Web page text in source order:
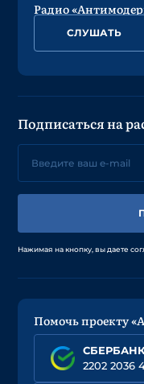
Радио
СЛУШАТЬ
Подписаться на
Нажимая на кнопку, вы даете
Помочь проекту
СБЕРБАНК
2202 2036